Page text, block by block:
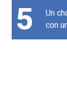
5
Un
con